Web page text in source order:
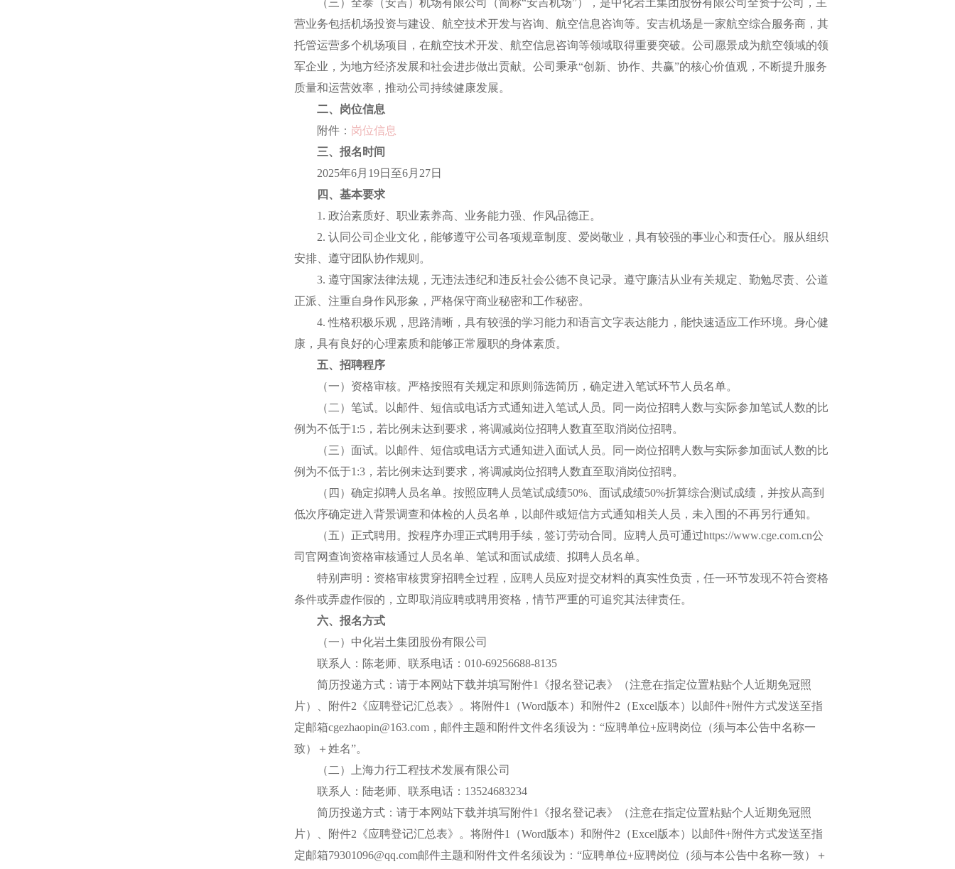
（三）全泰（安吉）机场有限公司（简称“安吉机场”），是中化岩土集团股份有限公司全资子公司，主
营业务包括机场投资与建设、航空技术开发与咨询、航空信息咨询等。安吉机场是一家航空综合服务商，其
托管运营多个机场项目，在航空技术开发、航空信息咨询等领域取得重要突破。公司愿景成为航空领域的领
军企业，为地方经济发展和社会进步做出贡献。公司秉承“创新、协作、共赢”的核心价值观，不断提升服务
质量和运营效率，推动公司持续健康发展。
二、岗位信息
附件： 岗位信息
三、报名时间
2025年6月19日至6月27日
四、基本要求
1. 政治素质好、职业素养高、业务能力强、作风品德正。
2. 认同公司企业文化，能够遵守公司各项规章制度、爱岗敬业，具有较强的事业心和责任心。服从组织
安排、遵守团队协作规则。
3. 遵守国家法律法规，无违法违纪和违反社会公德不良记录。遵守廉洁从业有关规定、勤勉尽责、公道
正派、注重自身作风形象，严格保守商业秘密和工作秘密。
4. 性格积极乐观，思路清晰，具有较强的学习能力和语言文字表达能力，能快速适应工作环境。身心健
康，具有良好的心理素质和能够正常履职的身体素质。
五、招聘程序
（一）资格审核。严格按照有关规定和原则筛选简历，确定进入笔试环节人员名单。
（二）笔试。以邮件、短信或电话方式通知进入笔试人员。同一岗位招聘人数与实际参加笔试人数的比
例为不低于1:5，若比例未达到要求，将调减岗位招聘人数直至取消岗位招聘。
（三）面试。以邮件、短信或电话方式通知进入面试人员。同一岗位招聘人数与实际参加面试人数的比
例为不低于1:3，若比例未达到要求，将调减岗位招聘人数直至取消岗位招聘。
（四）确定拟聘人员名单。按照应聘人员笔试成绩50%、面试成绩50%折算综合测试成绩，并按从高到
低次序确定进入背景调查和体检的人员名单，以邮件或短信方式通知相关人员，未入围的不再另行通知。
（五）正式聘用。按程序办理正式聘用手续，签订劳动合同。应聘人员可通过https://www.cge.com.cn公
司官网查询资格审核通过人员名单、笔试和面试成绩、拟聘人员名单。
特别声明：资格审核贯穿招聘全过程，应聘人员应对提交材料的真实性负责，任一环节发现不符合资格
条件或弄虚作假的，立即取消应聘或聘用资格，情节严重的可追究其法律责任。
六、报名方式
（一）中化岩土集团股份有限公司
联系人：陈老师、联系电话：010-69256688-8135
简历投递方式：请于本网站下载并填写附件1《报名登记表》（注意在指定位置粘贴个人近期免冠照
片）、附件2《应聘登记汇总表》。将附件1（Word版本）和附件2（Excel版本）以邮件+附件方式发送至指
定邮箱cgezhaopin@163.com，邮件主题和附件文件名须设为：“应聘单位+应聘岗位（须与本公告中名称一
致）＋姓名”。
（二）上海力行工程技术发展有限公司
联系人：陆老师、联系电话：13524683234
简历投递方式：请于本网站下载并填写附件1《报名登记表》（注意在指定位置粘贴个人近期免冠照
片）、附件2《应聘登记汇总表》。将附件1（Word版本）和附件2（Excel版本）以邮件+附件方式发送至指
定邮箱79301096@qq.com邮件主题和附件文件名须设为：“应聘单位+应聘岗位（须与本公告中名称一致）＋